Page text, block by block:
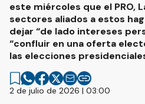
este miércoles que el PRO,
sectores aliados a estos
dejar “de lado intereses
“confluir en una oferta
las elecciones
2 de julio de 2026 | 03:00